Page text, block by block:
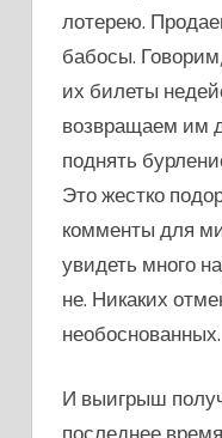
лотерею.
бабосы.
их билеты
возвращаем им
поднять
Это жестко
комменты для
увидеть много
не. Никаких
необоснованных.
И выигрыш
последнее